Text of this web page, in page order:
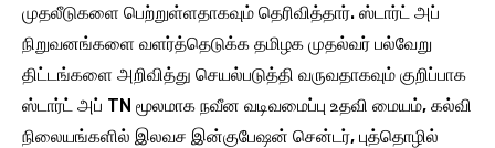
முதலீடுகளை பெற்றுள்ளதாகவும் தெரிவித்தார். ஸ்டார்ட் அப்
நிறுவனங்களை வளர்த்தெடுக்க தமிழக முதல்வர் பல்வேறு
திட்டங்களை அறிவித்து செயல்படுத்தி வருவதாகவும் குறிப்பாக
ஸ்டார்ட் அப் TN மூலமாக நவீன வடிவமைப்பு உதவி மையம், கல்வி
நிலையங்களில் இலவச இன்குபேஷன் சென்டர், புத்தொழில்